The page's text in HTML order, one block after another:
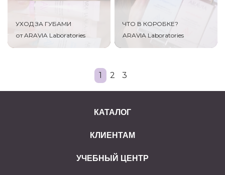
УХОД ЗА ГУБАМИ
от ARAVIA Laboratories
ЧТО В КОРОБКЕ?
ARAVIA Laboratories
1 2 3
КАТАЛОГ
КЛИЕНТАМ
УЧЕБНЫЙ ЦЕНТР